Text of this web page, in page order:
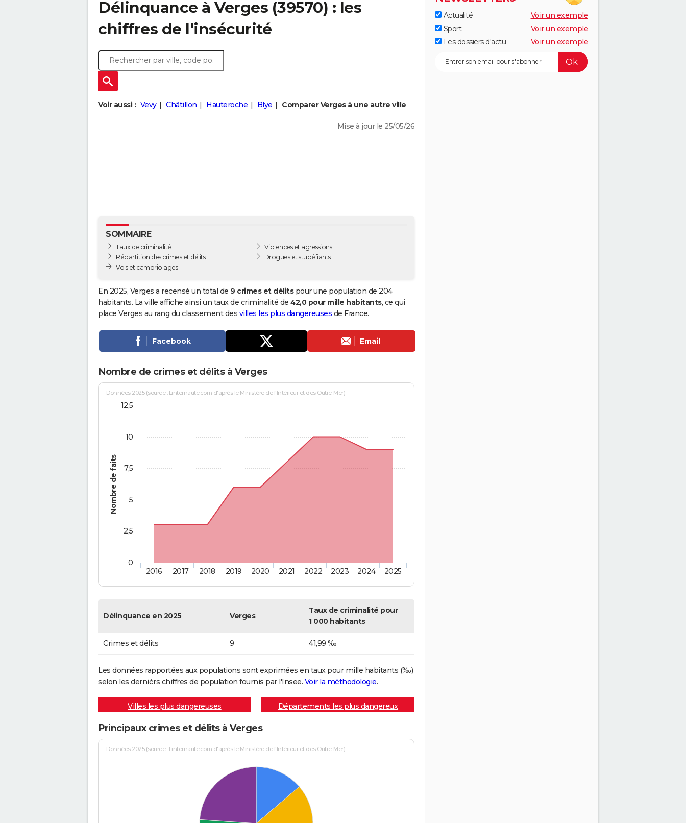
Délinquance à Verges (39570) : les
chiffres de l'insécurité
Voir aussi : Vevy Châtillon Hauteroche Blye Comparer Verges à une autre ville
Mise à jour le 25/05/26
SOMMAIRE
Taux de criminalité
Répartition des crimes et délits
Vols et cambriolages
Violences et agressions
Drogues et stupéfiants
En 2025, Verges a recensé un total de 9 crimes et délitspour une population de 204
habitants. La ville affiche ainsi un taux de criminalité de 42,0 pour mille habitants, ce qui
place Verges au rang du classement des villes les plus dangereuses de France.
Facebook Email
Nombre de crimes et délits à Verges
Nombre de faits
Données 2025 (source : Linternaute.com d'après le Ministère de l'Intérieur et des Outre-Mer)
2016 2017 2018 2019 2020 2021 2022 2023 2024 2025
0
2,5
5
7,5
10
12,5
Délinquance en 2025 Verges
Taux de criminalité pour
1 000 habitants
Crimes et délits 9 41,99 ‰
Les données rapportées aux populations sont exprimées en taux pour mille habitants (‰)
selon les dernièrs chiffres de population fournis par l'Insee. Voir la méthodologie.
Villes les plus dangereuses Départements les plus dangereux
Principaux crimes et délits à Verges
Données 2025 (source : Linternaute.com d'après le Ministère de l'Intérieur et des Outre-Mer)
Actualité
Voir un exemple
Sport
Voir un exemple
Les dossiers d'actu
Voir un exemple